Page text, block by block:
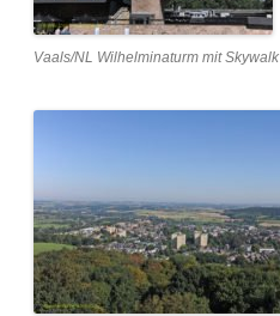
Vaals/NL Wilhelminaturm mit Skywalk